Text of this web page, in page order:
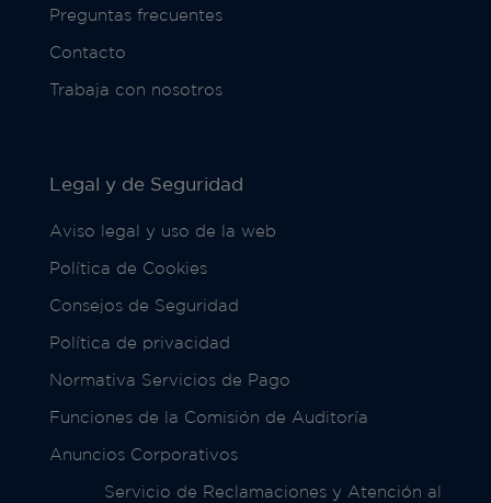
Preguntas frecuentes
Contacto
Trabaja con nosotros
Legal y de Seguridad
Aviso legal y uso de la web
Política de Cookies
Consejos de Seguridad
Política de privacidad
Normativa Servicios de Pago
Funciones de la Comisión de Auditoría
Anuncios Corporativos
Servicio de Reclamaciones y Atención al